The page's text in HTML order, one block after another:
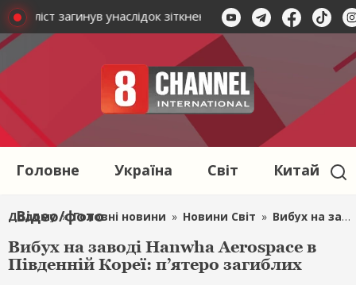
загинув унаслідок зіткнення з коровою На
Головне Україна Світ Китай
Відео/фото
Додому » Головні новини » Новини Світ » Вибух на заводі Hanwha Aerospace в Південній Кореї: п’ятеро загиблих
Вибух на заводі Hanwha Aerospace в
Південній Кореї: п’ятеро загиблих